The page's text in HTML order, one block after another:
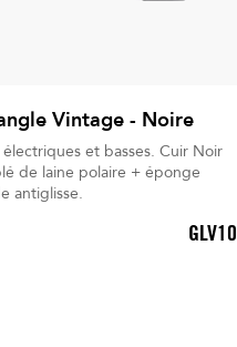
Vintage - Noire
et basses. Cuir Noir
de laine polaire + éponge
antiglisse.
GLV10